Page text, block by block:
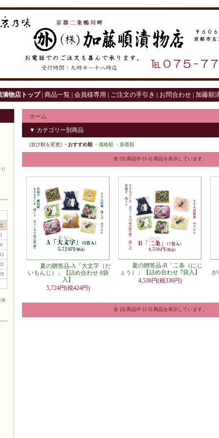
漬物店トップ| 商品一覧 | 会員様専用 | ご注文の手引き | お問合わせ | 加藤順
土
1
8
15
休
ホーム
▼ カテゴリー別商品
[並び順を変更] ・おすすめ順 ・価格順 ・新着順
全 [3] 商品中 [1-3] 商品を表示しています。
夏の贈答品-A「大文字（だ
いもんじ）」【詰め合わせ 8袋
入】
5,724円(税424円)
夏の贈答品-B「二条（にじ
ょう）」【詰め合わせ 7袋入】
4,536円(税336円)
が
全 [3] 商品中 [1-3] 商品を表示しています。